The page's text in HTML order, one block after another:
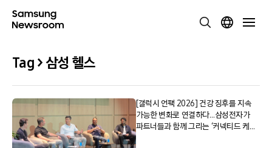
Tag > 삼성 헬스
[갤럭시 언팩 2026] 건강 징후를 지속
가능한 변화로 연결하다…삼성전자가
파트너들과 함께 그리는 ‘커넥티드 케어’